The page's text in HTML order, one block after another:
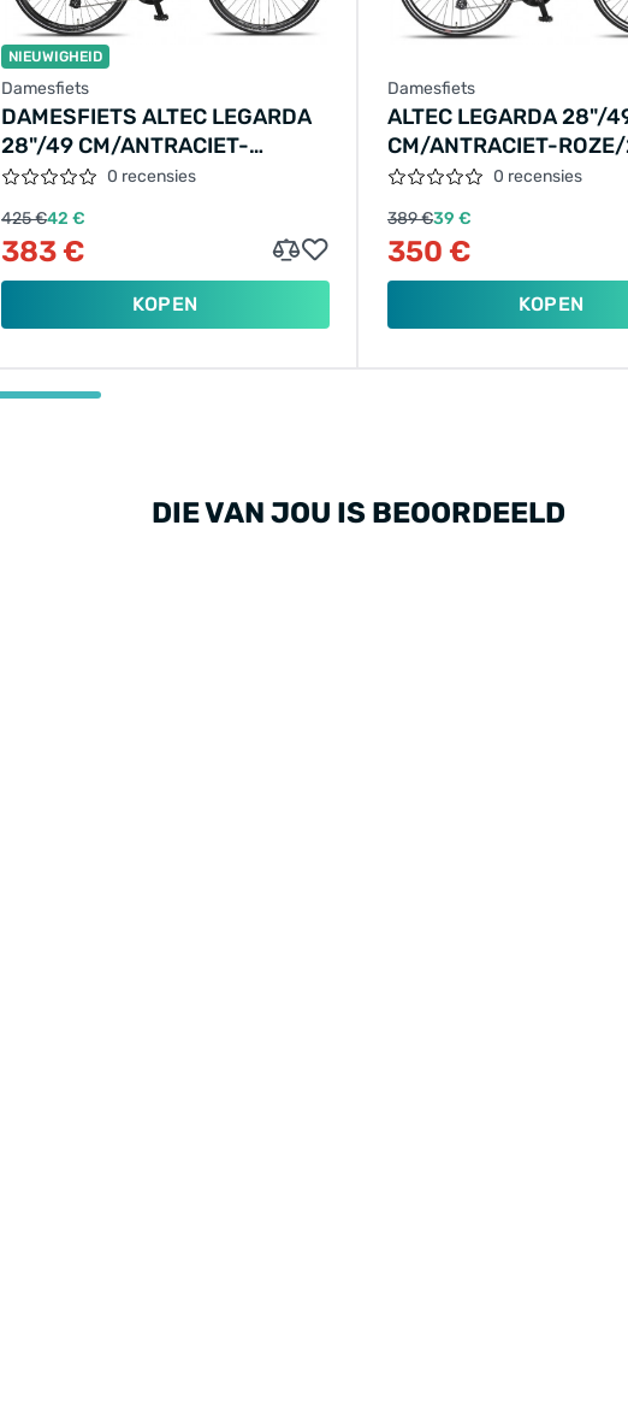
NIEUWIGHEID
Damesfiets
DAMESFIETS ALTEC LEGARDA
28"/49 CM/ANTRACIET-
ROZE/2850600 recensies
425 €42 €
383 €
KOPEN
Damesfiets
ALTEC LEGARDA 28"/
CM/ANTRACIET-
0 recensies
389 €39 €
350 €
KOPEN
DIE VAN JOU IS BEOORDEELD